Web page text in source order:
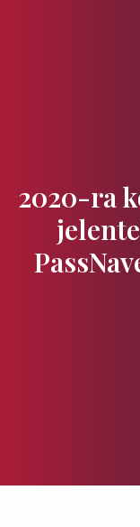
2020-ra